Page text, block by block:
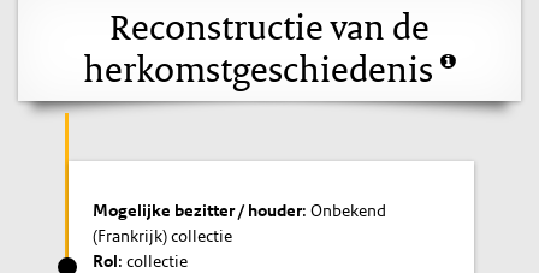
Reconstructie van de
herkomstgeschiedenis
Mogelijke bezitter / houder: Onbekend
(Frankrijk) collectie
Rol: collectie